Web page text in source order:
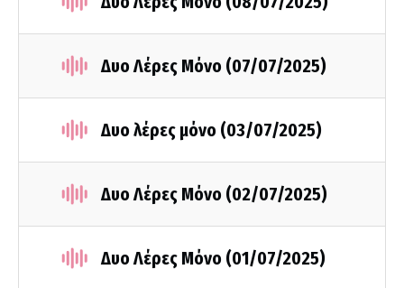
Δυο Λέρες Μόνο (07/07/2025)
Δυο λέρες μόνο (03/07/2025)
Δυο Λέρες Μόνο (02/07/2025)
Δυο Λέρες Μόνο (01/07/2025)